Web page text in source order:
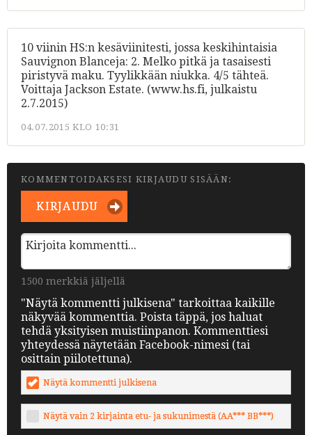
10 viinin HS:n kesäviinitesti, jossa keskihintaisia
Sauvignon Blanceja: 2. Melko pitkä ja tasaisesti
piristyvä maku. Tyylikkään niukka. 4/5 tähteä.
Voittaja Jackson Estate. (www.hs.fi, julkaistu
2.7.2015)
04.07.2015 KLO 10:31
KOMMENTOIDAKSESI KIRJAUDU SISÄÄN:
KIRJAUDU
1500 merkkiä jäljellä
"Näytä kommentti julkisena" tarkoittaa kaikille
näkyvää kommenttia. Poista täppä, jos haluat
tehdä yksityisen muistiinpanon. Kommenttiesi
yhteydessä näytetään Facebook-nimesi (tai
osittain piilotettuna).
Näytä kommentti julkisena
Näytä vain 2 kirjainta etu- ja sukunimestä (AA*** BB***)